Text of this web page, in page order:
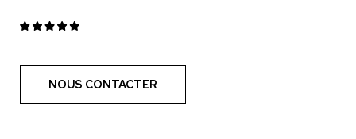
NOUS CONTACTER